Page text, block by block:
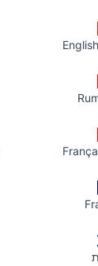
性」提供，不
承擔。
，圖片轉連結
商譽損失不負
個月內向我們